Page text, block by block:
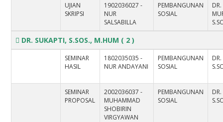
UJIAN
SKRIPSI
1902036027 -
NUR
SALSABILLA
PEMBANGUNAN
SOSIAL
DR.
DR. SUKAPTI, S.SOS., M.HUM ( 2 )
SEMINAR
HASIL
1802035035 -
NUR ANDAYANI
PEMBANGUNAN
SOSIAL
SEMINAR
PROPOSAL
2002036037 -
MUHAMMAD
SHOBIRIN
VIRGYAWAN
PEMBANGUNAN
SOSIAL